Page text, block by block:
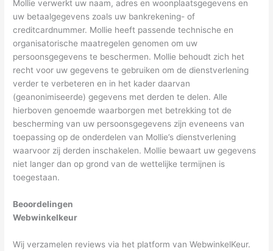
Mollie verwerkt uw naam, adres en woonplaatsgegevens en
uw betaalgegevens zoals uw bankrekening- of
creditcardnummer. Mollie heeft passende technische en
organisatorische maatregelen genomen om uw
persoonsgegevens te beschermen. Mollie behoudt zich het
recht voor uw gegevens te gebruiken om de dienstverlening
verder te verbeteren en in het kader daarvan
(geanonimiseerde) gegevens met derden te delen. Alle
hierboven genoemde waarborgen met betrekking tot de
bescherming van uw persoonsgegevens zijn eveneens van
toepassing op de onderdelen van Mollie’s dienstverlening
waarvoor zij derden inschakelen. Mollie bewaart uw gegevens
niet langer dan op grond van de wettelijke termijnen is
toegestaan.
Beoordelingen
Webwinkelkeur
Wij verzamelen reviews via het platform van WebwinkelKeur.